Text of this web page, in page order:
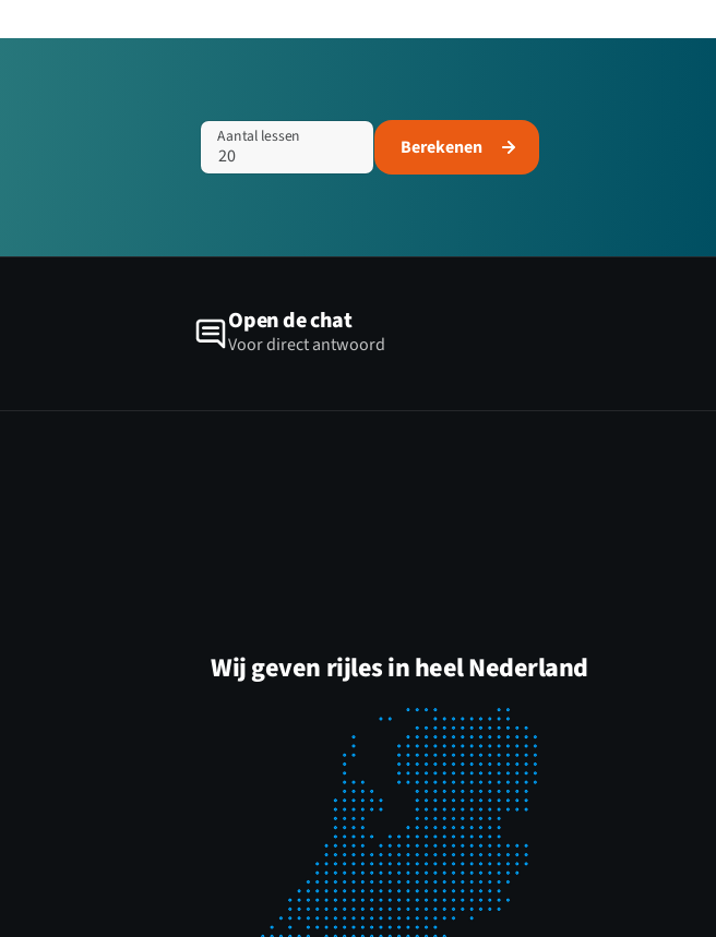
Aantal lessen Berekenen
Open de chat
Voor direct antwoord
Wij geven rijles in heel Nederland